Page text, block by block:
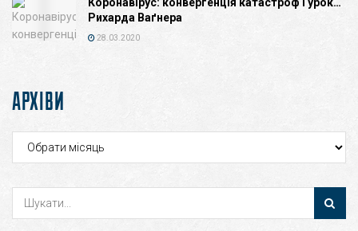
Рихарда Ваґнера
28.03.2020
АРХІВИ
Архіви